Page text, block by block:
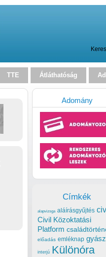
TTE Átláthatóság
Adomány
Címkék
alapvizsga aláírásgyűjtés
Civil Közoktatási
Platform
előadás emléknap gyász
interjú Különóra